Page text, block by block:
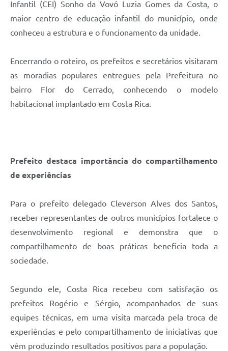
Infantil (CEI) Sonho da Vovó Luzia Gomes da Costa, o
maior centro de educação infantil do município, onde
conheceu a estrutura e o funcionamento da unidade.
Encerrando o roteiro, os prefeitos e secretários visitaram
as moradias populares entregues pela Prefeitura no
bairro Flor do Cerrado, conhecendo o modelo
habitacional implantado em Costa Rica.
Prefeito destaca importância do compartilhamento
de experiências
Para o prefeito delegado Cleverson Alves dos Santos,
receber representantes de outros municípios fortalece o
desenvolvimento regional e demonstra que o
compartilhamento de boas práticas beneficia toda a
sociedade.
Segundo ele, Costa Rica recebeu com satisfação os
prefeitos Rogério e Sérgio, acompanhados de suas
equipes técnicas, em uma visita marcada pela troca de
experiências e pelo compartilhamento de iniciativas que
vêm produzindo resultados positivos para a população.